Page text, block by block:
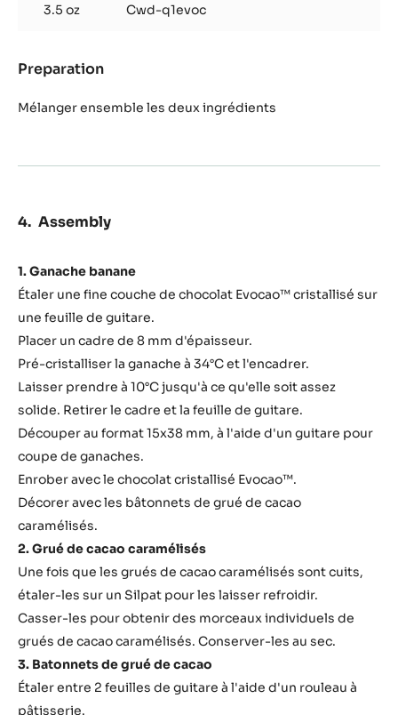
cacao
3.5 oz Cwd-q1evoc
Preparation
de
cacao
Mélanger ensemble les deux ingrédients
Assembly
1. Ganache banane
Étaler une fine couche de chocolat Evocao™ cristallisé sur
une feuille de guitare.
Placer un cadre de 8 mm d'épaisseur.
Pré-cristalliser la ganache à 34°C et l'encadrer.
Laisser prendre à 10°C jusqu'à ce qu'elle soit assez
solide. Retirer le cadre et la feuille de guitare.
Découper au format 15x38 mm, à l'aide d'un guitare pour
coupe de ganaches.
Enrober avec le chocolat cristallisé Evocao™.
Décorer avec les bâtonnets de grué de cacao
caramélisés.
2. Grué de cacao caramélisés
Une fois que les grués de cacao caramélisés sont cuits,
étaler-les sur un Silpat pour les laisser refroidir.
Casser-les pour obtenir des morceaux individuels de
grués de cacao caramélisés. Conserver-les au sec.
3. Batonnets de grué de cacao
Étaler entre 2 feuilles de guitare à l'aide d'un rouleau à
pâtisserie.